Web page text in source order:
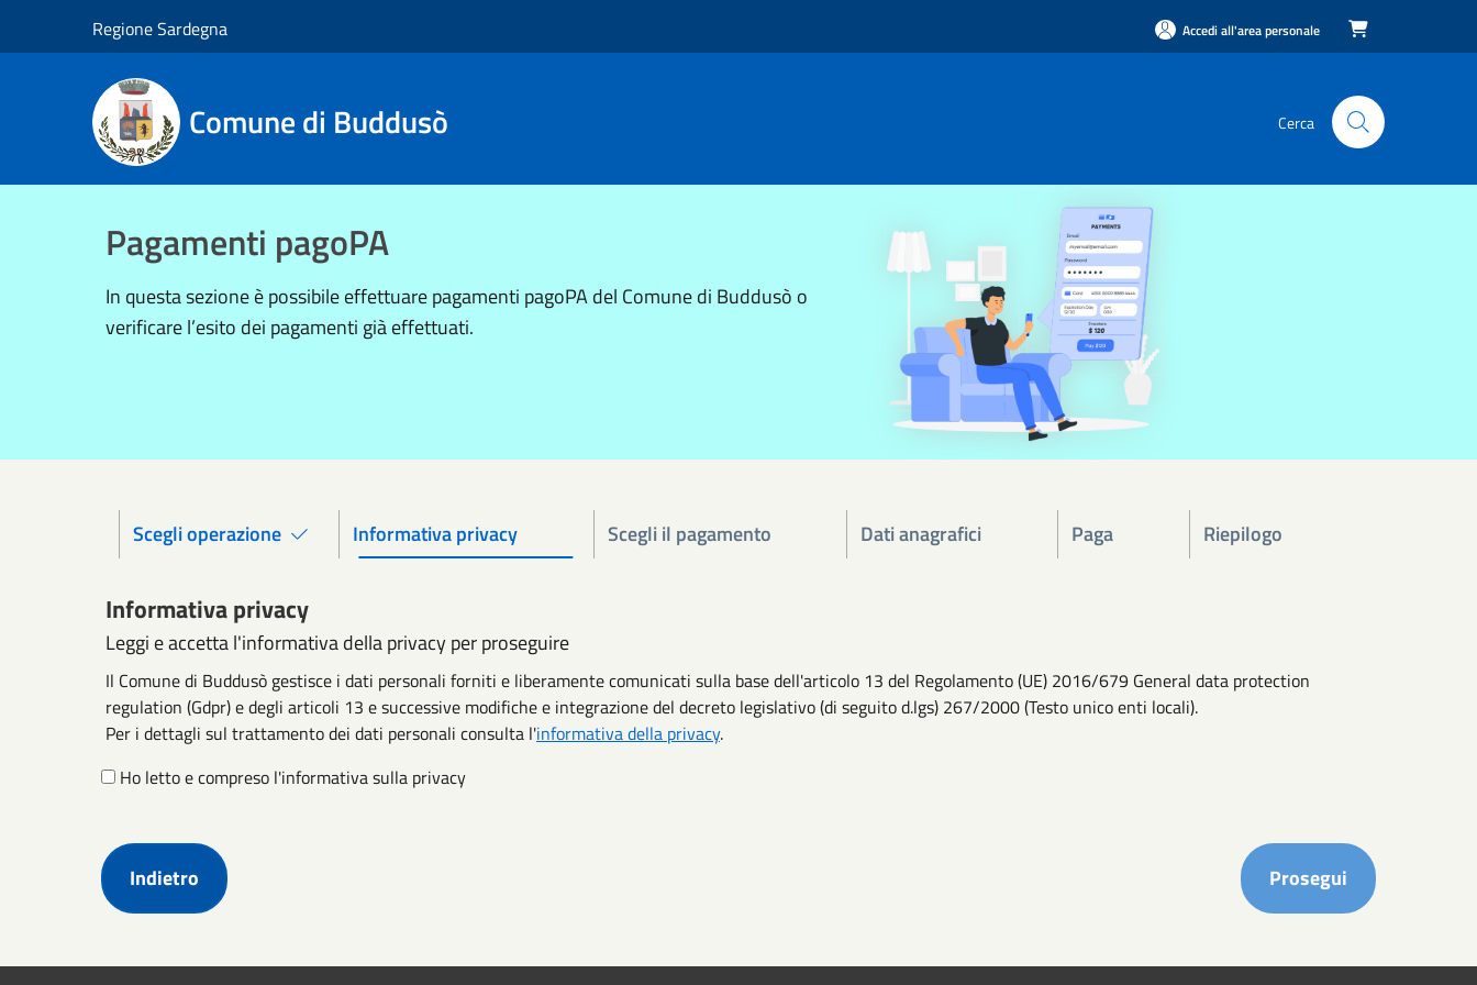
Regione Sardegna Accedi all'area personale 
Comune di Buddusò Cerca
Pagamenti pagoPA
In questa sezione è possibile effettuare pagamenti pagoPA del Comune di Buddusò o
verificare l’esito dei pagamenti già effettuati.
Scegli operazione Informativa privacy Scegli il pagamento Dati anagrafici Paga Riepilogo
Informativa privacy
Leggi e accetta l'informativa della privacy per proseguire
Il Comune di Buddusò gestisce i dati personali forniti e liberamente comunicati sulla base dell'articolo 13 del Regolamento (UE) 2016/679 General data protection
regulation (Gdpr) e degli articoli 13 e successive modifiche e integrazione del decreto legislativo (di seguito d.lgs) 267/2000 (Testo unico enti locali).
Per i dettagli sul trattamento dei dati personali consulta l'informativa della privacy.
Ho letto e compreso l'informativa sulla privacy
Indietro Prosegui